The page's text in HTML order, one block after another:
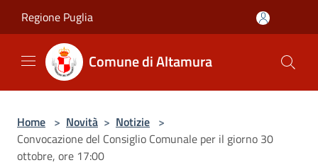
Regione Puglia
Comune di Altamura
Home > Novità > Notizie >
Convocazione del Consiglio Comunale per il giorno 30
ottobre, ore 17:00